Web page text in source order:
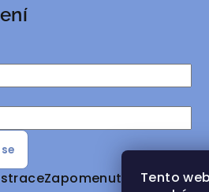
Tento
Zapomenuté